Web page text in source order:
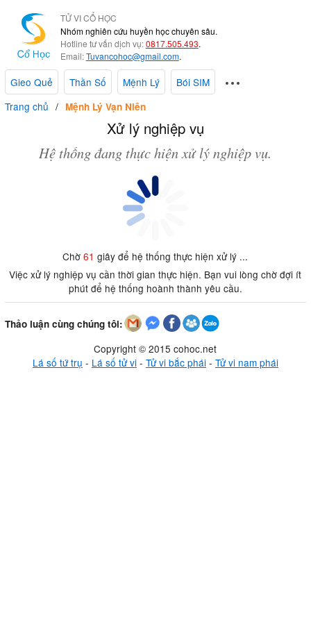
TỬ VI CỔ HỌC
Nhóm nghiên cứu huyền học chuyên sâu.
Hotline tư vấn dịch vụ:0817.505.493.
Email:Tuvancohoc@gmail.com.
Gieo Quẻ Thần Số Mệnh Lý
Bói SIM
Trang chủ
Mệnh Lý Vạn Niên
Xử lý nghiệp vụ
Hệ thống đang thực hiện xử lý nghiệp vụ.
Chờ61 giây để hệ thống thực hiện xử lý ...
Việc xử lý nghiệp vụ cần thời gian thực hiện. Bạn vui lòng chờ đợi ít
phút để hệ thống hoành thành yêu cầu.
Thảo luận cùng chúng tôi:
Copyright © 2015 cohoc.net
Lá số tứ trụ - Lá số tử vi- Tử vi bắc phái- Tử vi nam phái